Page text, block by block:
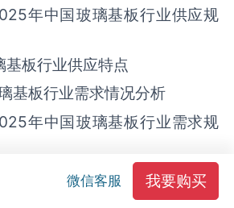
年中国‌‌‌‌‌‌‌玻璃基板‌‌‌‌‌‌‌‌‌‌‌‌‌‌‌‌‌‌‌行业供应规
基板‌‌‌‌‌‌‌‌‌‌‌‌‌‌‌‌‌‌‌行业供应特点
基板‌‌‌‌‌‌‌‌‌‌‌‌‌‌‌‌‌‌‌行业需求情况分析
年中国‌‌‌‌‌‌‌玻璃基板‌‌‌‌‌‌‌‌‌‌‌‌‌‌‌‌‌‌‌行业需求规
板‌‌‌‌‌‌‌‌‌‌‌‌‌‌‌‌‌‌‌行业需求特点
基板‌‌‌‌‌‌‌‌‌‌‌‌‌‌‌‌‌‌‌行业供需平衡分析
微信客服 我要购买